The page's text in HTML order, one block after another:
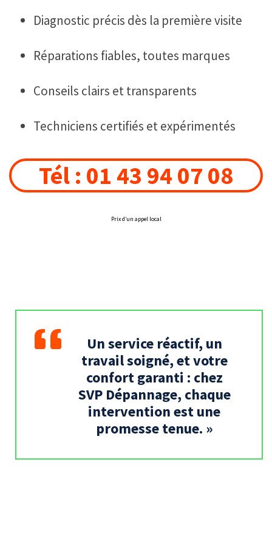
Diagnostic précis dès la première visite
Réparations fiables, toutes marques
Conseils clairs et transparents
Techniciens certifiés et expérimentés
Tél : 01 43 94 07 08
Prix d’un appel local
Un service réactif, un
travail soigné, et votre
confort garanti : chez
SVP Dépannage, chaque
intervention est une
promesse tenue. »